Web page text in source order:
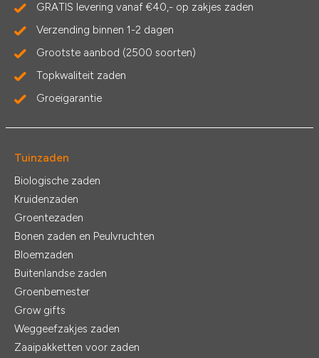
GRATIS levering vanaf €40,- op zakjes zaden
Verzending binnen 1-2 dagen
Grootste aanbod (2500 soorten)
Topkwaliteit zaden
Groeigarantie
Tuinzaden
Biologische zaden
Kruidenzaden
Groentezaden
Bonen zaden en Peulvruchten
Bloemzaden
Buitenlandse zaden
Groenbemester
Grow gifts
Weggeefzakjes zaden
Zaaipakketten voor zaden